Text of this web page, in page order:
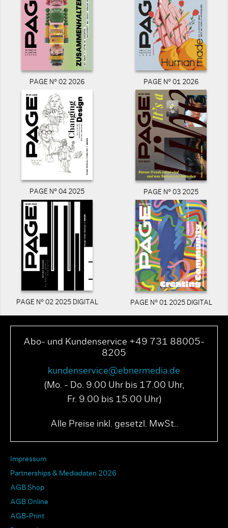
PAGE N° 02 2026 PAGE N° 01 2026
PAGE N° 04 2025 PAGE N° 03 2025
PAGE N° 02 2025 DIGITAL PAGE N° 01 2025 DIGITAL
Abo- und Kundenservice +49 731 88005-
8205
kundenservice@ebnermedia.de
(Mo. - Do. 9.00 Uhr bis 17.00 Uhr,
Fr. 9.00 bis 15.00 Uhr)
Alle Preise inkl. gesetzl. MwSt..
Impressum
Partnerships & Mediadaten 2026
AGB Shop
AGB Online
AGB-Print